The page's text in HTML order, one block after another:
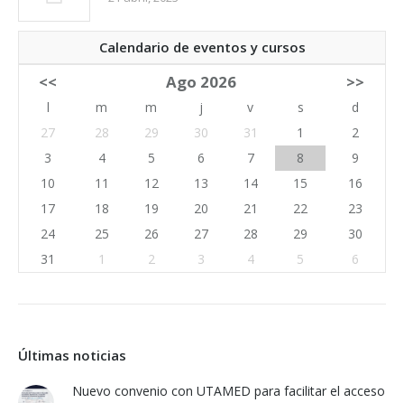
Calendario de eventos y cursos
<< Ago 2026 >>
l m m j v s
d
27
28 29 30 31 1
2
3
4 5 6 7 8
9
10
11 12 13 14 15
16
17
18 19 20 21 22
23
24
25 26 27 28 29
30
31
1 2 3 4 5 6
Últimas noticias
Nuevo convenio con UTAMED para facilitar el acceso